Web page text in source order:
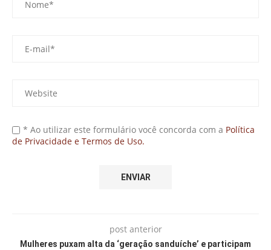
* Ao utilizar este formulário você concorda com a Política
de Privacidade e Termos de Uso.
post anterior
Mulheres puxam alta da ‘geração sanduíche’ e participam